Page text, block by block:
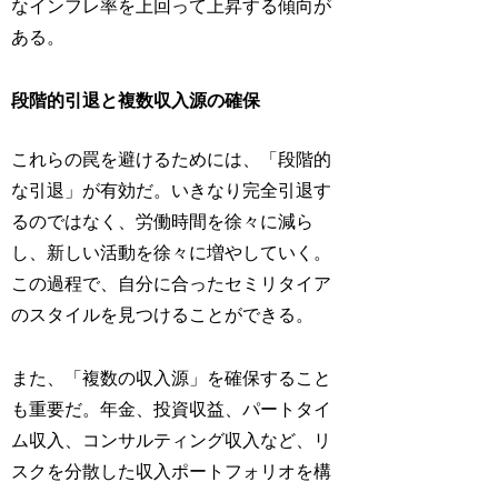
なインフレ率を上回って上昇する傾向が
ある。
段階的引退と複数収入源の確保
これらの罠を避けるためには、「段階的
な引退」が有効だ。いきなり完全引退す
るのではなく、労働時間を徐々に減ら
し、新しい活動を徐々に増やしていく。
この過程で、自分に合ったセミリタイア
のスタイルを見つけることができる。
また、「複数の収入源」を確保すること
も重要だ。年金、投資収益、パートタイ
ム収入、コンサルティング収入など、リ
スクを分散した収入ポートフォリオを構